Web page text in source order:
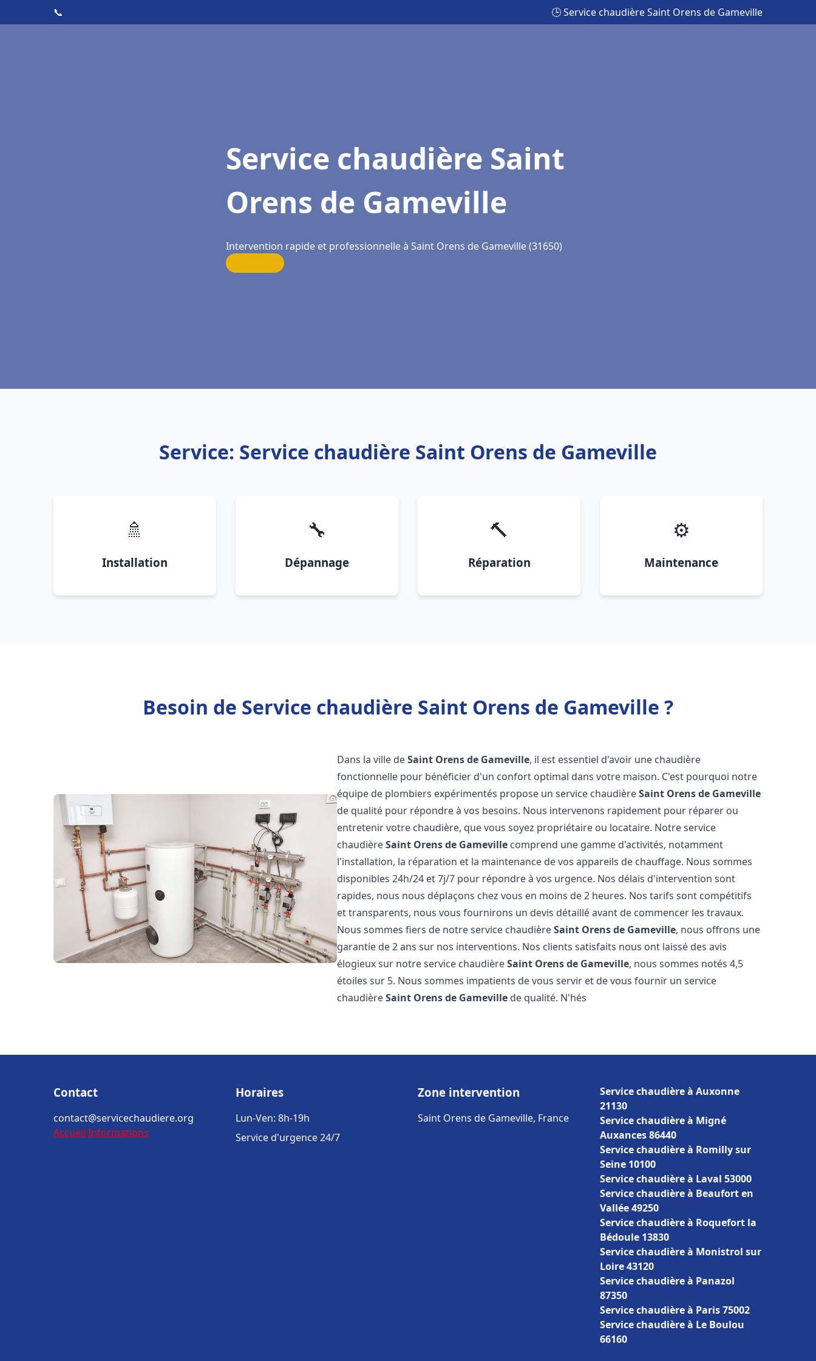
📞 🕒 Service chaudière Saint Orens de Gameville
Service chaudière Saint
Orens de Gameville
Intervention rapide et professionnelle à Saint Orens de Gameville (31650)
Service: Service chaudière Saint Orens de Gameville
🚿
Installation
🔧
Dépannage
🔨
Réparation
⚙️
Maintenance
Besoin de Service chaudière Saint Orens de Gameville ?
Dans la ville deSaint Orens de Gameville, il est essentiel d'avoir une chaudière
fonctionnelle pour bénéficier d'un confort optimal dans votre maison. C'est pourquoi notre
équipe de plombiers expérimentés propose un service chaudièreSaint Orens de Gameville
de qualité pour répondre à vos besoins. Nous intervenons rapidement pour réparer ou
entretenir votre chaudière, que vous soyez propriétaire ou locataire. Notre service
chaudièreSaint Orens de Gameville comprend une gamme d'activités, notamment
l'installation, la réparation et la maintenance de vos appareils de chauffage. Nous sommes
disponibles 24h/24 et 7j/7 pour répondre à vos urgence. Nos délais d'intervention sont
rapides, nous nous déplaçons chez vous en moins de 2 heures. Nos tarifs sont compétitifs
et transparents, nous vous fournirons un devis détaillé avant de commencer les travaux.
Nous sommes fiers de notre service chaudièreSaint Orens de Gameville, nous offrons une
garantie de 2 ans sur nos interventions. Nos clients satisfaits nous ont laissé des avis
élogieux sur notre service chaudièreSaint Orens de Gameville, nous sommes notés 4,5
étoiles sur 5. Nous sommes impatients de vous servir et de vous fournir un service
chaudièreSaint Orens de Gameville de qualité. N'hés
Contact
contact@servicechaudiere.org
Accueil Informations
Horaires
Lun-Ven: 8h-19h
Service d'urgence 24/7
Zone intervention
Saint Orens de Gameville, France
Service chaudière à Auxonne
21130
Service chaudière à Migné
Auxances 86440
Service chaudière à Romilly sur
Seine 10100
Service chaudière à Laval 53000
Service chaudière à Beaufort en
Vallée 49250
Service chaudière à Roquefort la
Bédoule 13830
Service chaudière à Monistrol sur
Loire 43120
Service chaudière à Panazol
87350
Service chaudière à Paris 75002
Service chaudière à Le Boulou
66160